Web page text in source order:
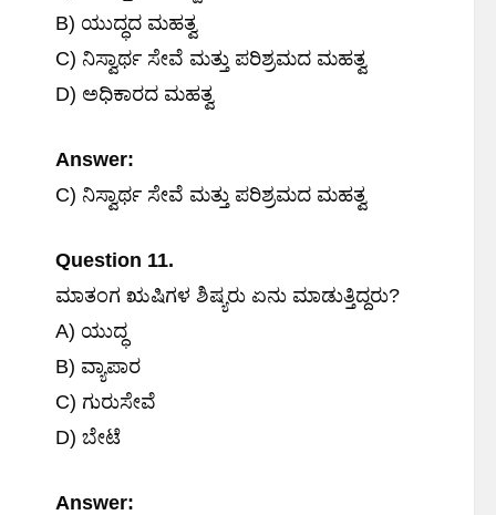
B) ಯುದ್ಧದ ಮಹತ್ವ
C) ನಿಸ್ವಾರ್ಥ ಸೇವೆ ಮತ್ತು ಪರಿಶ್ರಮದ ಮಹತ್ವ
D) ಅಧಿಕಾರದ ಮಹತ್ವ
Answer:
C) ನಿಸ್ವಾರ್ಥ ಸೇವೆ ಮತ್ತು ಪರಿಶ್ರಮದ ಮಹತ್ವ
Question 11.
ಮಾತಂಗ ಋಷಿಗಳ ಶಿಷ್ಯರು ಏನು ಮಾಡುತ್ತಿದ್ದರು?
A) ಯುದ್ಧ
B) ವ್ಯಾಪಾರ
C) ಗುರುಸೇವೆ
D) ಬೇಟೆ
Answer: